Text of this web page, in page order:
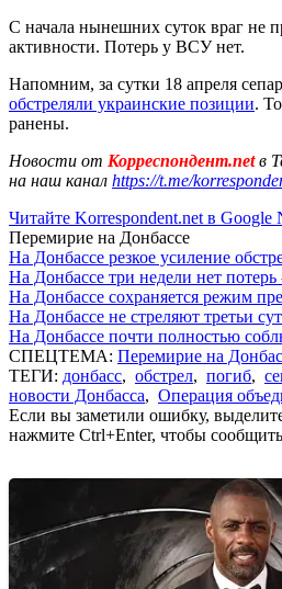
С начала нынешних суток враг не
активности. Потерь у ВСУ нет.
Напомним, за сутки 18 апреля
обстреляли украинские позиции.
ранены.
Новости от Корреспондент.netв
на наш канал https://t.me/
Читайте Korrespondent.net в Google
Перемирие на Донбассе
На Донбассе резкое усиление
На Донбассе три недели нет
На Донбассе сохраняется режим
На Донбассе не стреляют третьи
На Донбассе почти полностью
СПЕЦТЕМА: Перемирие на
ТЕГИ: донбасс, обстрел, погиб,
новости Донбасса, Операция
Если вы заметили ошибку,
нажмите Ctrl+Enter, чтобы